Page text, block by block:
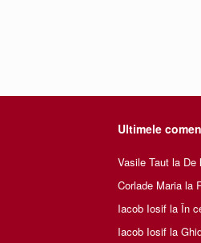
Ultimele
Vasile Taut la De
Corlade Maria la
Iacob Iosif la În
Iacob Iosif la